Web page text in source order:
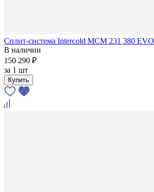
Сплит-система Intercold MCM 231 380 EVO
В наличии
150 290 ₽
за 1 шт
Купить